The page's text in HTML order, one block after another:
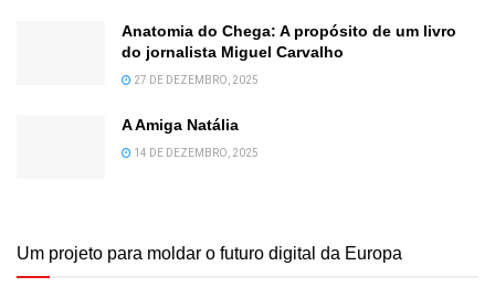
Anatomia do Chega: A propósito de um livro
do jornalista Miguel Carvalho
27 DE DEZEMBRO, 2025
A Amiga Natália
14 DE DEZEMBRO, 2025
Um projeto para moldar o futuro digital da Europa